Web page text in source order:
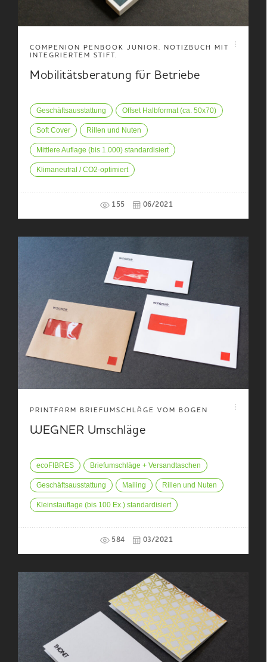
COMPENION PENBOOK JUNIOR. NOTIZBUCH MIT
INTEGRIERTEM STIFT.
Mobilitätsberatung für Betriebe
Geschäftsausstattung Offset Halbformat (ca. 50x70)
Soft Cover Rillen und Nuten
Mittlere Auflage (bis 1.000) standardisiert
Klimaneutral / CO2-optimiert
155 06/2021
PRINTFARM BRIEFUMSCHLÄGE VOM BOGEN
WEGNER Umschläge
ecoFIBRES Briefumschläge + Versandtaschen
Geschäftsausstattung Mailing Rillen und Nuten
Kleinstauflage (bis 100 Ex.) standardisiert
584 03/2021